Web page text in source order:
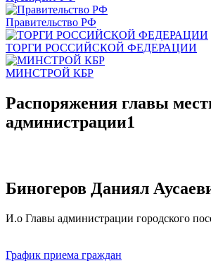
Правительство РФ
ТОРГИ РОССИЙСКОЙ ФЕДЕРАЦИИ
МИНСТРОЙ КБР
Распоряжения главы
администрации1
Биногеров Даниял
И.о Главы администрации городского
График приема граждан